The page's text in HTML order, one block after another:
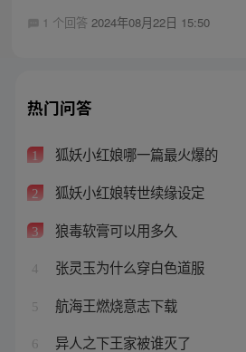
1 个回答 2024年08月22日 15:50
热门问答
1 狐妖小红娘哪一篇最火爆的
2 狐妖小红娘转世续缘设定
3 狼毒软膏可以用多久
4 张灵玉为什么穿白色道服
5 航海王燃烧意志下载
6 异人之下王家被谁灭了